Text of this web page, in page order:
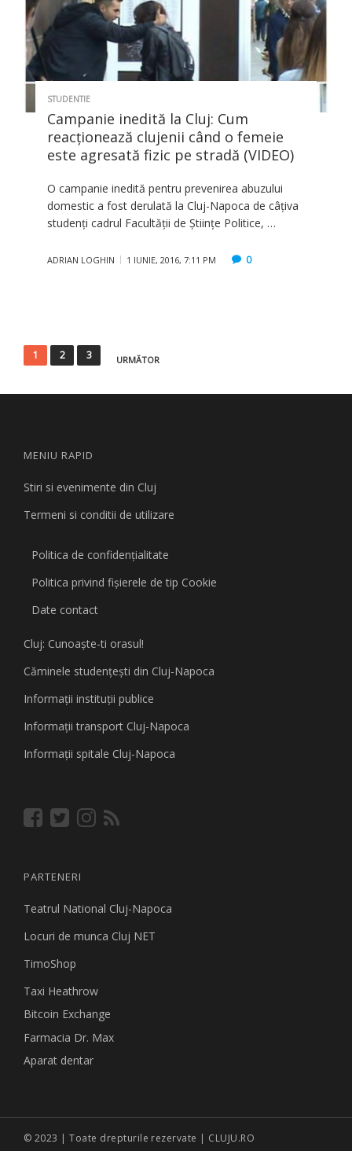
STUDENTIE
Campanie inedită la Cluj: Cum
reacţionează clujenii când o femeie
este agresată fizic pe stradă (VIDEO)
O campanie inedită pentru prevenirea abuzului
domestic a fost derulată la Cluj-Napoca de câţiva
studenţi cadrul Facultăţii de Ştiinţe Politice, …
ADRIAN LOGHIN 1 IUNIE, 2016, 7:11 PM 0
Paginație
1 2 3 URMĂTOR
MENIU RAPID
Stiri si evenimente din Cluj
Termeni si conditii de utilizare
Politica de confidențialitate
Politica privind fişierele de tip Cookie
Date contact
Cluj: Cunoaşte-ti orasul!
Căminele studenţeşti din Cluj-Napoca
Informaţii instituţii publice
Informaţii transport Cluj-Napoca
Informaţii spitale Cluj-Napoca
PARTENERI
Teatrul National Cluj-Napoca
Locuri de munca Cluj NET
TimoShop
Taxi Heathrow
Bitcoin Exchange
Farmacia Dr. Max
Aparat dentar
© 2023 | Toate drepturile rezervate | CLUJU.RO